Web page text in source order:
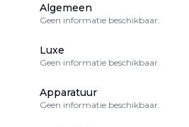
Algemeen
Geen informatie beschikbaar.
Luxe
Geen informatie beschikbaar.
Apparatuur
Geen informatie beschikbaar.